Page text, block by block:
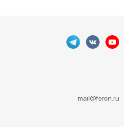
mail@feron.ru